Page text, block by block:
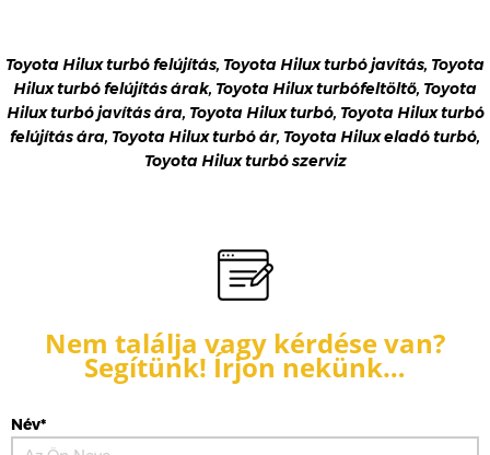
Toyota Hilux turbó felújítás, Toyota Hilux turbó javítás, Toyota
Hilux turbó felújítás árak, Toyota Hilux turbófeltöltő, Toyota
Hilux turbó javítás ára, Toyota Hilux turbó, Toyota Hilux turbó
felújítás ára, Toyota Hilux turbó ár, Toyota Hilux eladó turbó,
Toyota Hilux turbó szerviz
Nem találja vagy kérdése van?
Segítünk! Írjon nekünk…
Név*